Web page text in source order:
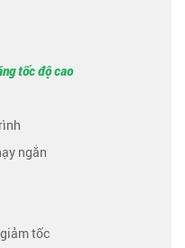
tốc độ cao
ngắn
tốc